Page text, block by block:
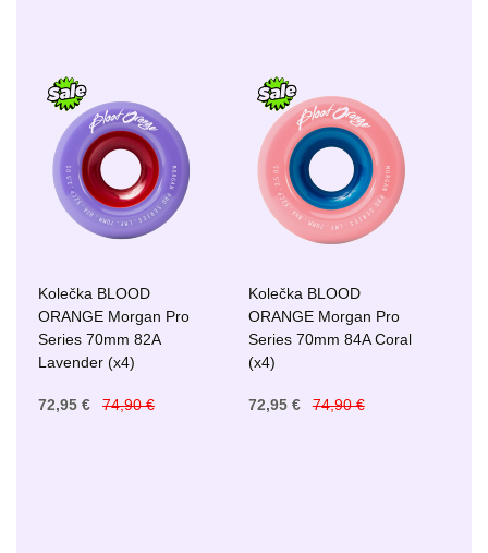
Kolečka BLOOD
ORANGE Morgan Pro
Series 70mm 82A
Lavender (x4)
72,95 € 74,90 €
Kolečka BLOOD
ORANGE Morgan Pro
Series 70mm 84A Coral
(x4)
72,95 € 74,90 €